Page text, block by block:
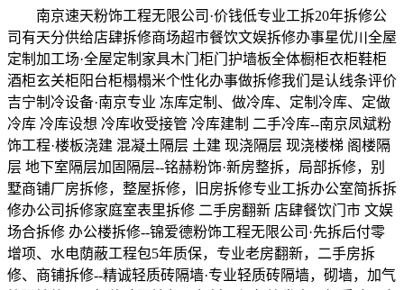
南京速天粉饰工程无限公司·价钱低专业工拆20年拆修公
司有天分供给店肆拆修商场超市餐饮文娱拆修办事星优川全屋
定制加工场·全屋定制家具木门柜门护墙板全体橱柜衣柜鞋柜
酒柜玄关柜阳台柜榻榻米个性化办事做拆修我们是认线条评价
吉宁制冷设备·南京专业 冻库定制、做冷库、定制冷库、定做
冷库 冷库设想 冷库收受接管 冷库建制 二手冷库--南京凤斌粉
饰工程·楼板浇建 混凝土隔层 土建 现浇隔层 现浇楼梯 阁楼隔
层 地下室隔层加固隔层--铭赫粉饰·新房整拆，局部拆修，别
墅商铺厂房拆修，整屋拆修，旧房拆修专业工拆办公室简拆拆
修办公司拆修家庭室表里拆修 二手房翻新 店肆餐饮门市 文娱
场合拆修 办公楼拆修--锦爱德粉饰工程无限公司·先拆后付零
增项、水电荫蔽工程包5年质保，专业老房翻新，二手房拆
修、商铺拆修--精诚轻质砖隔墙·专业轻质砖隔墙，砌墙，加气